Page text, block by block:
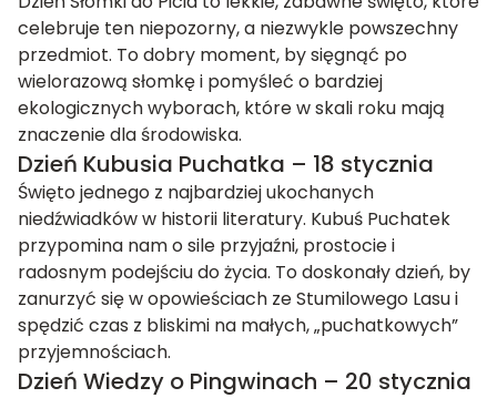
celebruje ten niepozorny, a niezwykle powszechny
przedmiot. To dobry moment, by sięgnąć po
wielorazową słomkę i pomyśleć o bardziej
ekologicznych wyborach, które w skali roku mają
znaczenie dla środowiska.
Dzień Kubusia Puchatka – 18 stycznia
Święto jednego z najbardziej ukochanych
niedźwiadków w historii literatury. Kubuś Puchatek
przypomina nam o sile przyjaźni, prostocie i
radosnym podejściu do życia. To doskonały dzień, by
zanurzyć się w opowieściach ze Stumilowego Lasu i
spędzić czas z bliskimi na małych, „puchatkowych”
przyjemnościach.
Dzień Wiedzy o Pingwinach – 20 stycznia